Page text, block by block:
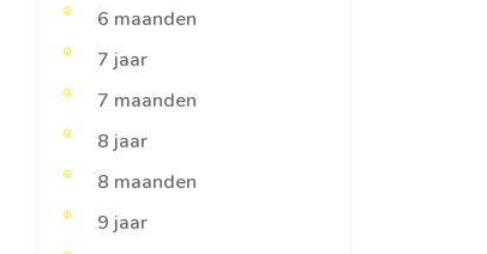
6 maanden
7 jaar
7 maanden
8 jaar
8 maanden
9 jaar